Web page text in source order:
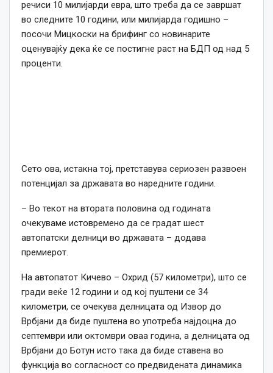
речиси 10 милијарди евра, што треба да се завршат
во следните 10 години, или милијарда годишно –
посочи Мицкоски на брифинг со новинарите
оценувајќу дека ќе се постигне раст на БДП од над 5
проценти.
Сето ова, истакна тој, претставува сериозен развоен
потенцијал за државата во наредните години.
– Во текот на втората половина од годината
очекуваме истовремено да се градат шест
автопатски делници во државата – додава
премиерот.
На автопатот Кичево – Охрид (57 километри), што се
гради веќе 12 години и од кој пуштени се 34
километри, се очекува делницата од Извор до
Врбјани да биде пуштена во употреба најдоцна до
септември или октомври оваа година, а делницата од
Врбјани до Ботун исто така да биде ставена во
функција во согласност со предвидената динамика